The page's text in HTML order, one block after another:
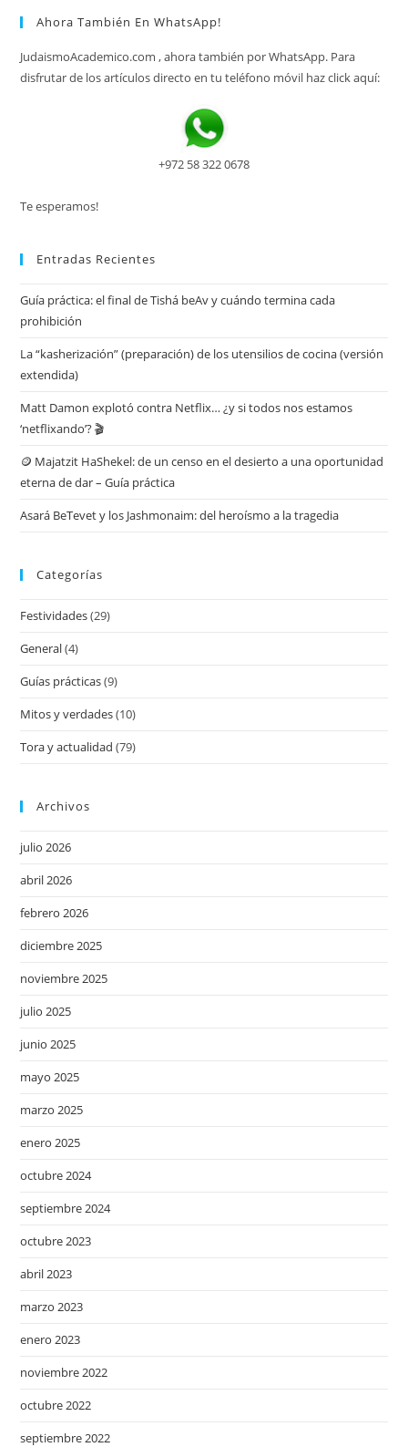
Ahora También En WhatsApp!
JudaismoAcademico.com , ahora también por WhatsApp. Para
disfrutar de los artículos directo en tu teléfono móvil haz click aquí:
+972 58 322 0678
Te esperamos!
Entradas Recientes
Guía práctica: el final de Tishá beAv y cuándo termina cada
prohibición
La “kasherización” (preparación) de los utensilios de cocina (versión
extendida)
Matt Damon explotó contra Netflix… ¿y si todos nos estamos
‘netflixando’? 🎬
🪙 Majatzit HaShekel: de un censo en el desierto a una oportunidad
eterna de dar – Guía práctica
Asará BeTevet y los Jashmonaim: del heroísmo a la tragedia
Categorías
Festividades(29)
General(4)
Guías prácticas(9)
Mitos y verdades(10)
Tora y actualidad (79)
Archivos
julio 2026
abril 2026
febrero 2026
diciembre 2025
noviembre 2025
julio 2025
junio 2025
mayo 2025
marzo 2025
enero 2025
octubre 2024
septiembre 2024
octubre 2023
abril 2023
marzo 2023
enero 2023
noviembre 2022
octubre 2022
septiembre 2022